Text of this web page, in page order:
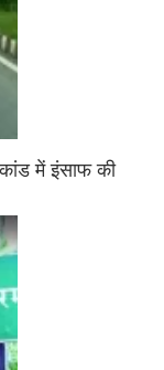
में इंसाफ की